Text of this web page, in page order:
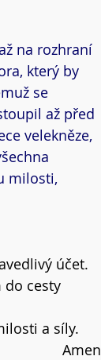
na rozhraní
který by
se
až před
velekněze,
milosti,
účet.
do cesty
a síly.
Amen